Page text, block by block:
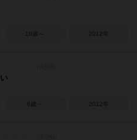
10歳～ 2012年
6歳～ 2012年